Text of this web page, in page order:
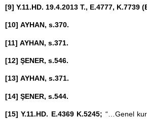
[9] Y.11.HD. 19.4.2013 T., E.4777, K.7739
[10] AYHAN, s.370.
[11] AYHAN, s.371.
[12] ŞENER, s.546.
[13] AYHAN, s.371.
[14] ŞENER, s.544.
[15] Y.11.HD. E.4369 K.5245; “…Genel